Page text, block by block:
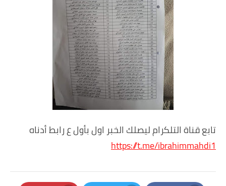
تابع قناة التلكرام ليصلك الخبر اول بأول ع رابط أدناه
https://t.me/ibrahimmahdi1